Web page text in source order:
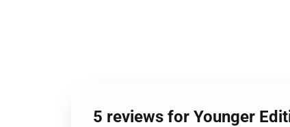
5 reviews for Younger